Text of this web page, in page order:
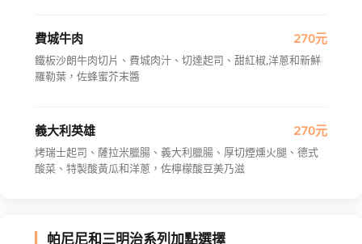
費城牛肉 270元
鐵板沙朗牛肉切片、費城肉汁、切達起司、甜紅椒,洋蔥和新鮮
羅勒葉，佐蜂蜜芥末醬
義大利英雄 270元
烤瑞士起司、薩拉米臘腸、義大利臘腸、厚切煙燻火腿、德式
酸菜、特製酸黃瓜和洋蔥，佐檸檬酸豆美乃滋
帕尼尼和三明治系列加點選擇